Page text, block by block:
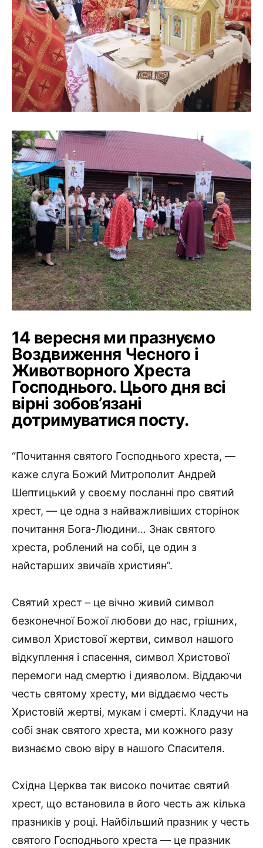
14 вересня ми празнуємо
Воздвиження Чесного і
Животворного Хреста
Господнього. Цього дня всі
вірні зобов’язані
дотримуватися посту.
“Почитання святого Господнього хреста, —
каже слуга Божий Митрополит Андрей
Шептицький у своєму посланні про святий
хрест, — це одна з найважливіших сторінок
почитання Бога-Людини… Знак святого
хреста, роблений на собі, це один з
найстарших звичаїв християн”.
Святий хрест – це вічно живий символ
безконечної Божої любо­ви до нас, грішних,
символ Христової жертви, символ нашого
від­куплення і спасення, символ Христової
перемоги над смертю і дияволом. Віддаючи
честь святому хресту, ми віддаємо честь
Хрис­товій жертві, мукам і смерті. Кладучи на
собі знак святого хреста, ми кожного разу
визнаємо свою віру в нашого Спасителя.
Східна Церква так високо почитає святий
хрест, що встано­вила в його честь аж кілька
празників у році. Найбільший празник у честь
святого Господнього хреста — це празник